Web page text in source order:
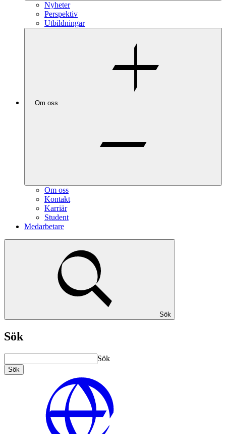
Nyheter
Perspektiv
Utbildningar
Om oss
Om oss
Kontakt
Karriär
Student
Medarbetare
Sök
Sök
Sök
Sök